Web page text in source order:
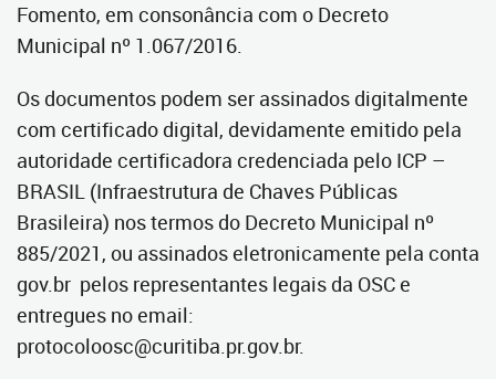
Fomento, em consonância com o Decreto
Municipal nº 1.067/2016.
Os documentos podem ser assinados digitalmente
com certificado digital, devidamente emitido pela
autoridade certificadora credenciada pelo ICP –
BRASIL (Infraestrutura de Chaves Públicas
Brasileira) nos termos do Decreto Municipal nº
885/2021, ou assinados eletronicamente pela conta
gov.br pelos representantes legais da OSC e
entregues no email:
protocoloosc@curitiba.pr.gov.br.